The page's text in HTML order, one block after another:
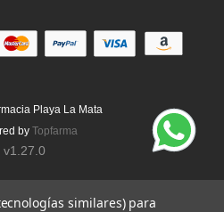
Playa La Mata
by Topfarma
v1.27.0
similares) para